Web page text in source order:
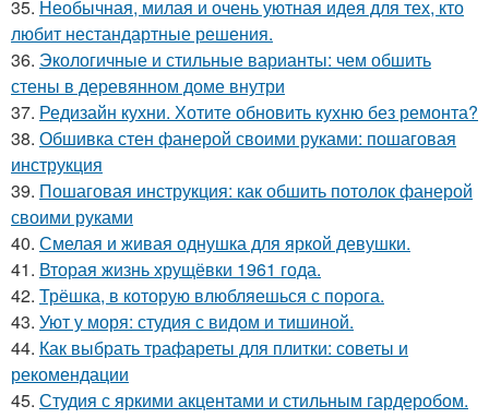
35. Необычная, милая и очень уютная идея для тех, кто
любит нестандартные решения.
36. Экологичные и стильные варианты: чем обшить
стены в деревянном доме внутри
37. Редизайн кухни. Хотите обновить кухню без ремонта?
38. Обшивка стен фанерой своими руками: пошаговая
инструкция
39. Пошаговая инструкция: как обшить потолок фанерой
своими руками
40. Смелая и живая однушка для яркой девушки.
41. Вторая жизнь хрущёвки 1961 года.
42. Трёшка, в которую влюбляешься с порога.
43. Уют у моря: студия с видом и тишиной.
44. Как выбрать трафареты для плитки: советы и
рекомендации
45. Студия с яркими акцентами и стильным гардеробом.